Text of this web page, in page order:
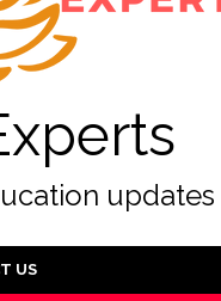
updates
US